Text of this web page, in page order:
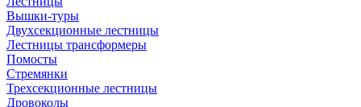
Вышки-туры
Двухсекционные лестницы
Лестницы трансформеры
Помосты
Стремянки
Трехсекционные лестницы
Дровоколы